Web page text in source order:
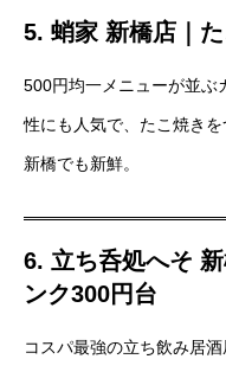
5. 蛸家 新橋店｜
500円均一メニューが並ぶ
性にも人気で、たこ焼き
新橋でも新鮮。
6. 立ち呑処へそ
ンク300円台
コスパ最強の立ち飲み居